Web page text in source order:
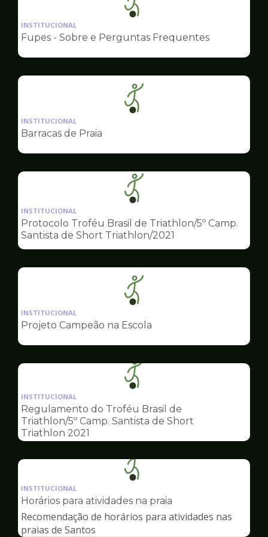
Ilustração
da
pagina
Esportes
INSTITUCIONAL
Fupes - Sobre e Perguntas Frequentes
Ilustração
da
Esportes
INSTITUCIONAL
Barracas de Praia
Ilustração
da
pagina
de
Esportes
INSTITUCIONAL
Protocolo Troféu Brasil de Triathlon/5º Camp.
Santista de Short Triathlon/2021
Ilustração
da
pagina
Esportes
INSTITUCIONAL
Projeto Campeão na Escola
Ilustração
da
pagina
de
INSTITUCIONAL
Regulamento do Troféu Brasil de
Triathlon/5º Camp. Santista de Short
Triathlon 2021
Ilustração
da
pagina
Esportes
INSTITUCIONAL
Horários para atividades na praia
Recomendação de horários para atividades nas
praias de Santos